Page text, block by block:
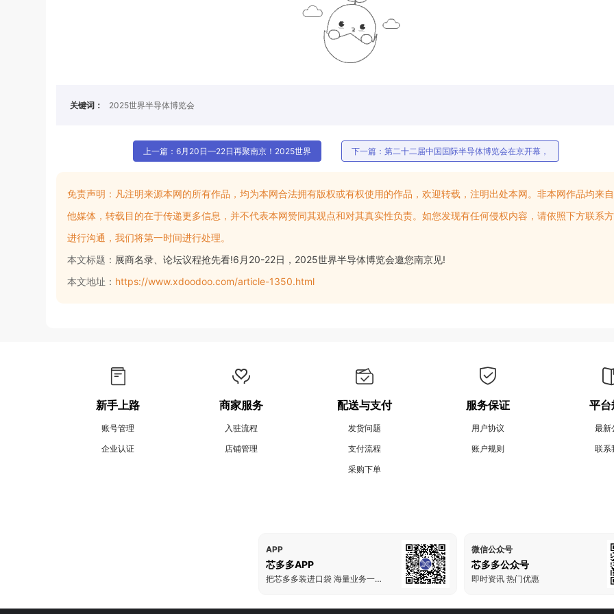
关键词： 2025世界半导体博览会
上一篇：6月20日—22日再聚南京！2025世界 下一篇：第二十二届中国国际半导体博览会在京开幕，
免责声明： 凡注明来源本网的所有作品，均为本网合法拥有版权或有权使用的作品，欢迎转载，注明出处本网。非本网作品均来
他媒体，转载目的在于传递更多信息，并不代表本网赞同其观点和对其真实性负责。如您发现有任何侵权内容，请依照下方联系
进行沟通，我们将第一时间进行处理。
本文标题： 展商名录、论坛议程抢先看!6月20-22日，2025世界半导体博览会邀您南京见!
本文地址： https://www.xdoodoo.com/article-1350.html
新手上路
账号管理
企业认证
商家服务
入驻流程
店铺管理
配送与支付
发货问题
支付流程
采购下单
服务保证
用户协议
账户规则
平台
最新
联系
APP
芯多多APP
把芯多多装进口袋 海量业务一手掌握
微信公众号
芯多多公众号
即时资讯 热门优惠